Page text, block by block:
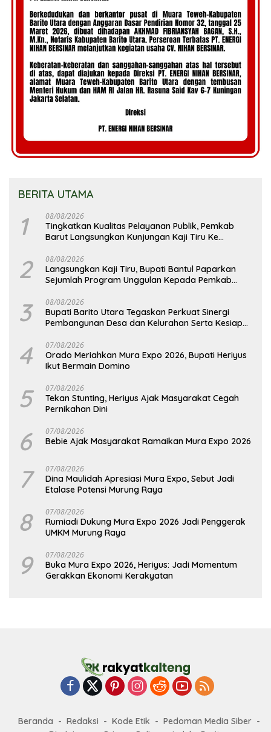
BERITA UTAMA
1 08/08/2026
Tingkatkan Kualitas Pelayanan Publik, Pemkab
Barut Langsungkan Kunjungan Kaji Tiru Ke
2 08/08/2026
Langsungkan Kaji Tiru, Bupati Bantul Paparkan
Sejumlah Program Unggulan Kepada Pemkab
3 08/08/2026
Bupati Barito Utara Tegaskan Perkuat Sinergi
Pembangunan Desa dan Kelurahan Serta Kesiapan
4 07/08/2026
Orado Meriahkan Mura Expo 2026, Bupati Heriyus
Ikut Bermain Domino
5 07/08/2026
Tekan Stunting, Heriyus Ajak Masyarakat Cegah
Pernikahan Dini
6 07/08/2026
Bebie Ajak Masyarakat Ramaikan Mura Expo 2026
7 07/08/2026
Dina Maulidah Apresiasi Mura Expo, Sebut Jadi
Etalase Potensi Murung Raya
8 07/08/2026
Rumiadi Dukung Mura Expo 2026 Jadi Penggerak
UMKM Murung Raya
9 07/08/2026
Buka Mura Expo 2026, Heriyus: Jadi Momentum
Gerakkan Ekonomi Kerakyatan
Beranda Redaksi Kode Etik
Pedoman Media Siber